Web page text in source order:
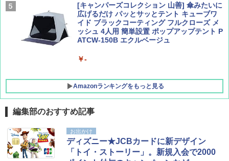
[キャンパーズコレクション 山善] 傘みたいに
広げるだけ パッとサッとテント キューブワ
イド ブラックコーティング フルクローズ メ
ッシュ 4人用 簡単設置 ポップアップテント P
ATCW-150B エクルベージュ
￥-
Amazonランキングをもっと見る
GRANDOOR ステンレス保冷剤 2個セット 2
026リニューアル 急速冷凍 空間倍増 衛生的
コンパクト 保冷力長持ち
編集部のおすすめ記事
お出かけ
ディズニー★JCBカードに新デザイン
「トイ・ストーリー」。新規入会で2000